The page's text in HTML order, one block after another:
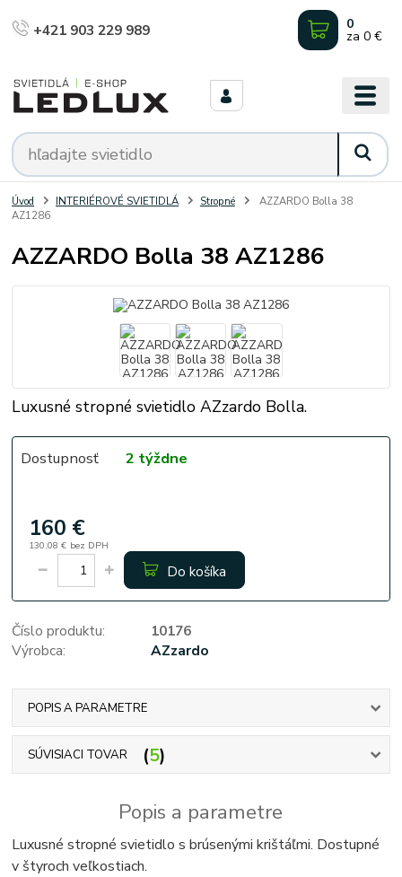
+421 903 229 989 0
za 0 €
Úvod INTERIÉROVÉ SVIETIDLÁ Stropné
AZZARDO Bolla 38
AZ1286
AZZARDO Bolla 38 AZ1286
Luxusné stropné svietidlo AZzardo Bolla.
Dostupnosť 2 týždne
160 €
130,08 € bez DPH
Do košíka
Číslo produktu:
10176
Výrobca:
AZzardo
POPIS A PARAMETRE
SÚVISIACI TOVAR 5
Popis a parametre
Luxusné stropné svietidlo s brúsenými krištáľmi. Dostupné
v štyroch veľkostiach.